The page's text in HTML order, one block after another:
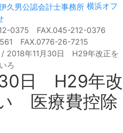
横浜オフ
0375 FAX.045-212-0376
FAX.0776-26-7215
/ 2018年11月30日 H29年改正を
ろ
日 H29年改
医療費控除